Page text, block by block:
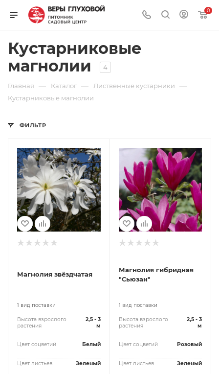
0
Кустарниковые
магнолии
4
Главная — Каталог — Лиственные кустарники —
Кустарниковые магнолии
ФИЛЬТР
Магнолия звёздчатая
1 вид поставки
Высота взрослого
растения
2,5 - 3
м
Цвет соцветий Белый
Цвет листьев Зеленый
Магнолия гибридная
"Сьюзан"
1 вид поставки
Высота взрослого
растения
2,5 - 3
м
Цвет соцветий Розовый
Цвет листьев Зеленый